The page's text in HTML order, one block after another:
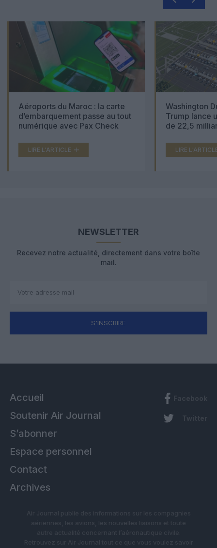
Aéroports du Maroc : la carte
d’embarquement passe au tout
numérique avec Pax Check
LIRE L'ARTICLE
Washington
Trump lance
de 22,5
LIRE
NEWSLETTER
Recevez notre actualité, directement dans votre boîte
mail.
S'INSCRIRE
Accueil
Soutenir Air Journal
S’abonner
Espace personnel
Contact
Archives